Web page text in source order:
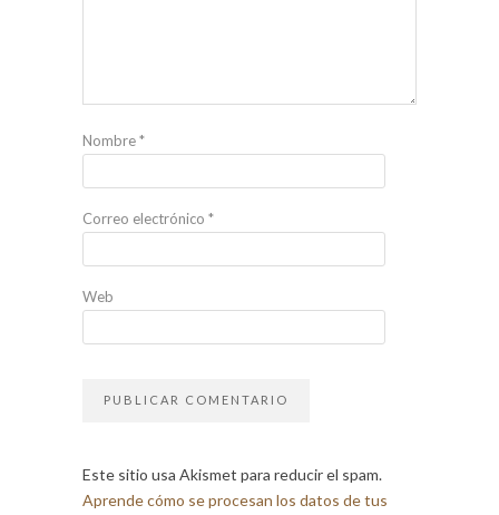
Nombre*
Correo electrónico *
Web
Este sitio usa Akismet para reducir el spam.
Aprende cómo se procesan los datos de tus